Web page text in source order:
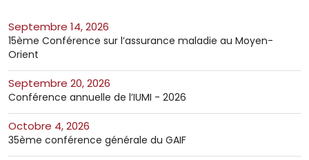
septembre 14, 2026
15ème Conférence sur l’assurance maladie au Moyen-
Orient
septembre 20, 2026
Conférence annuelle de l’IUMI - 2026
octobre 4, 2026
35ème conférence générale du GAIF